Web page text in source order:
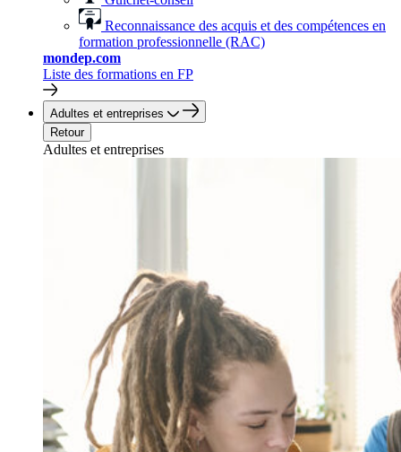
Reconnaissance des acquis et des compétences en
formation professionnelle (RAC)
mondep.com
Liste des formations en FP
Adultes et entreprises
Retour
Adultes et entreprises